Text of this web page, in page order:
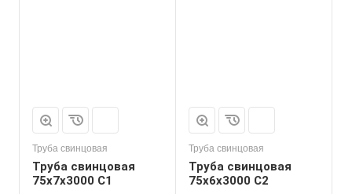
Труба свинцовая
Труба свинцовая
75x7x3000 С1
Труба свинцовая
Труба свинцовая
75x6x3000 С2